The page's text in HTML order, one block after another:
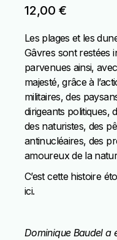
12,00 €
Les plages et les
Gâvres sont restées
parvenues ainsi,
majesté, grâce à
militaires, des
dirigeants politiques,
des naturistes, des
antinucléaires, des
amoureux de la
C’est cette histoire
ici.
Dominique Baudel a